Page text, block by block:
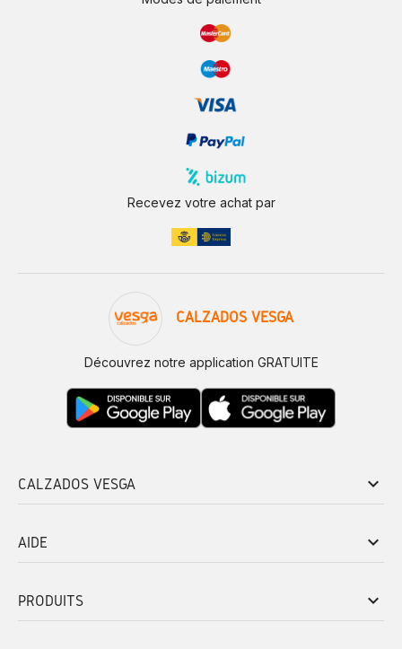
Recevez votre achat par
CALZADOS VESGA
Découvrez notre application GRATUITE
CALZADOS VESGA keyboard_arrow_down
AIDE keyboard_arrow_down
PRODUITS keyboard_arrow_down